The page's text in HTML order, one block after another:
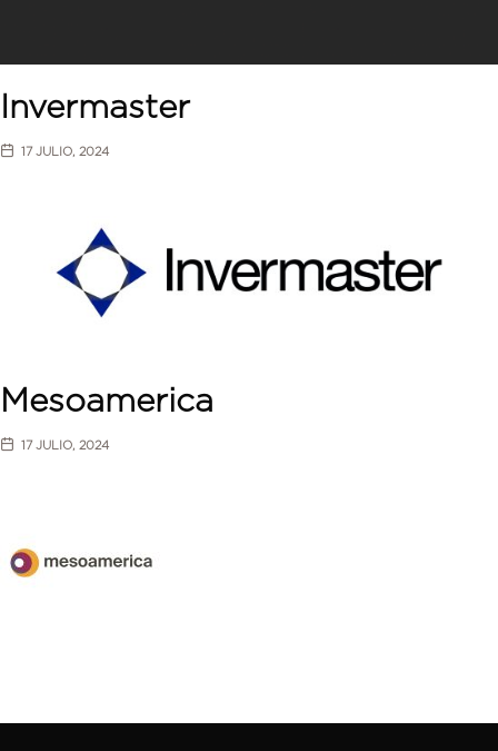
Invermaster
17 JULIO, 2024
Mesoamerica
17 JULIO, 2024